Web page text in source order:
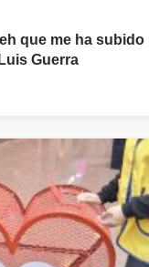
que me ha subido
Guerra